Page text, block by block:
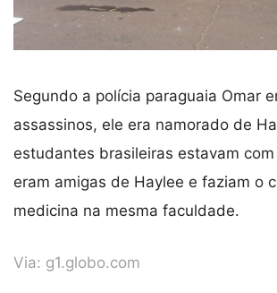
Segundo a polícia paraguaia Omar
assassinos, ele era namorado de
estudantes brasileiras estavam
eram amigas de Haylee e faziam o
medicina na mesma faculdade.
Via: g1.globo.com